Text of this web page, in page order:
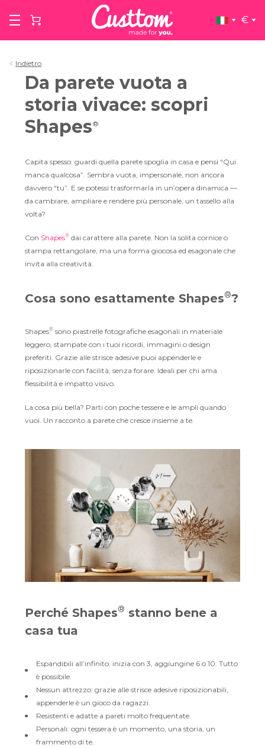
€
Indietro
Da parete vuota a
storia vivace: scopri
Shapes®
Capita spesso: guardi quella parete spoglia in casa e pensi “Qui
manca qualcosa”. Sembra vuota, impersonale, non ancora
davvero “tu”. E se potessi trasformarla in un’opera dinamica —
da cambiare, ampliare e rendere più personale, un tassello alla
volta?
Con Shapes® dai carattere alla parete. Non la solita cornice o
stampa rettangolare, ma una forma giocosa ed esagonale che
invita alla creatività.
Cosa sono esattamente Shapes®?
Shapes® sono piastrelle fotografiche esagonali in materiale
leggero, stampate con i tuoi ricordi, immagini o design
preferiti. Grazie alle strisce adesive puoi appenderle e
riposizionarle con facilità, senza forare. Ideali per chi ama
flessibilità e impatto visivo.
La cosa più bella? Parti con poche tessere e le ampli quando
vuoi. Un racconto a parete che cresce insieme a te.
Perché Shapes® stanno bene a
casa tua
Espandibili all’infinito: inizia con 3, aggiungine 6 o 10. Tutto
è possibile.
Nessun attrezzo: grazie alle strisce adesive riposizionabili,
appenderle è un gioco da ragazzi.
Resistenti e adatte a pareti molto frequentate.
Personali: ogni tessera è un momento, una storia, un
frammento di te.